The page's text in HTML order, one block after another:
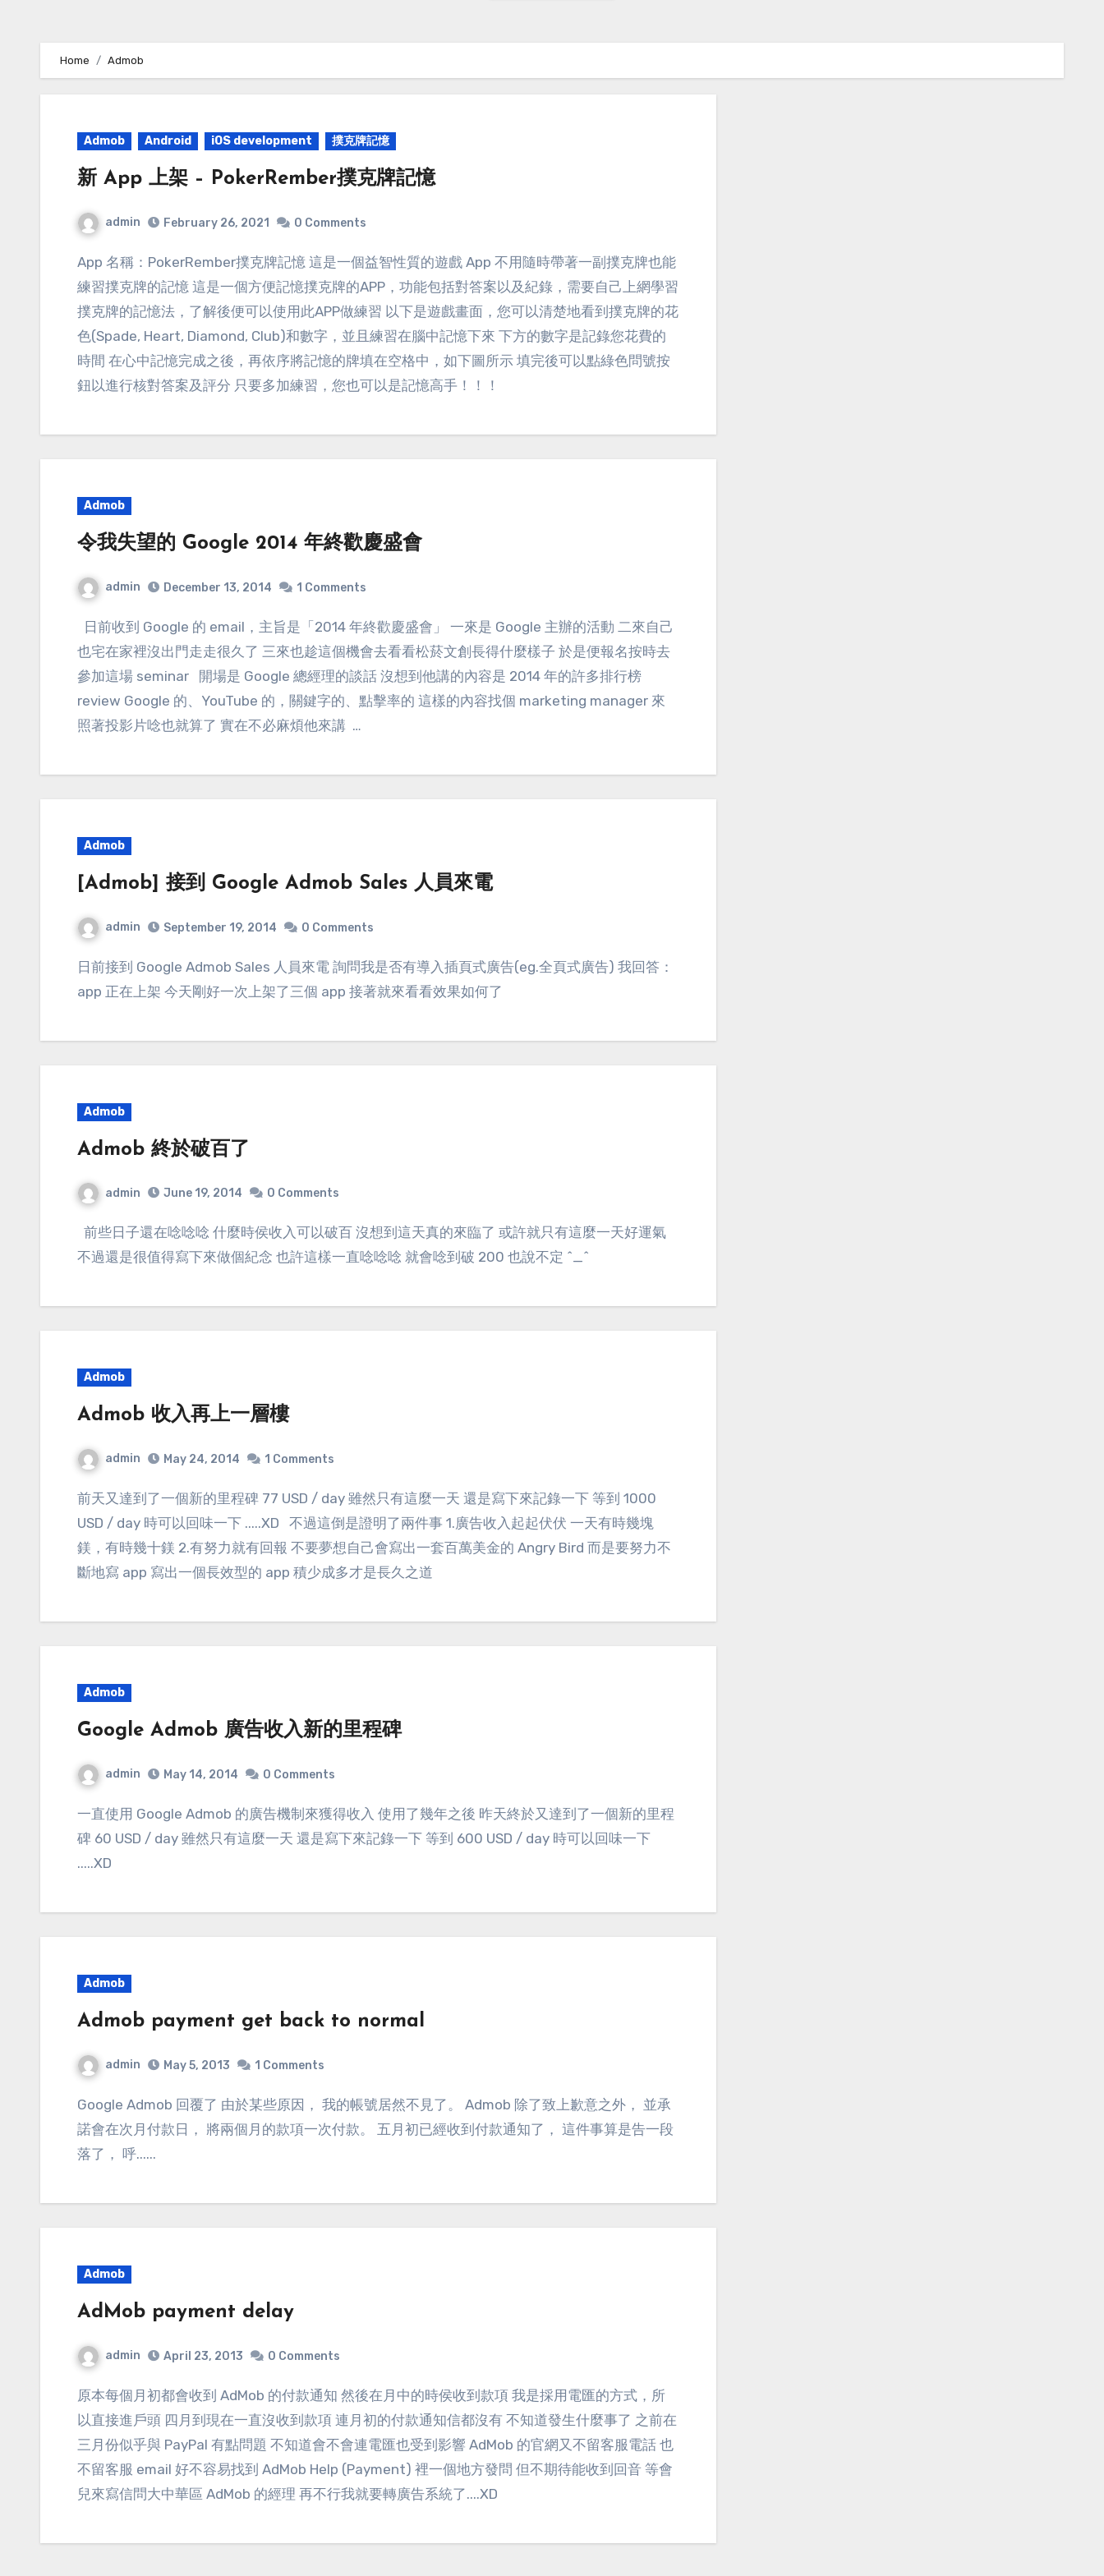
Home Admob
Admob Android iOS development 撲克牌記憶
新 App 上架 – PokerRember撲克牌記憶
admin February 26, 2021 0 Comments
App 名稱：PokerRember撲克牌記憶 這是一個益智性質的遊戲 App 不用隨時帶著一副撲克牌也能
練習撲克牌的記憶 這是一個方便記憶撲克牌的APP，功能包括對答案以及紀錄，需要自己上網學習
撲克牌的記憶法，了解後便可以使用此APP做練習 以下是遊戲畫面，您可以清楚地看到撲克牌的花
色(Spade, Heart, Diamond, Club)和數字，並且練習在腦中記憶下來 下方的數字是記錄您花費的
時間 在心中記憶完成之後，再依序將記憶的牌填在空格中，如下圖所示 填完後可以點綠色問號按
鈕以進行核對答案及評分 只要多加練習，您也可以是記憶高手！！！
Admob
令我失望的 Google 2014 年終歡慶盛會
admin December 13, 2014 1 Comments
日前收到 Google 的 email，主旨是「2014 年終歡慶盛會」 一來是 Google 主辦的活動 二來自己
也宅在家裡沒出門走走很久了 三來也趁這個機會去看看松菸文創長得什麼樣子 於是便報名按時去
參加這場 seminar 開場是 Google 總經理的談話 沒想到他講的內容是 2014 年的許多排行榜
review Google 的、YouTube 的，關鍵字的、點擊率的 這樣的內容找個 marketing manager 來
照著投影片唸也就算了 實在不必麻煩他來講 …
Admob
[Admob] 接到 Google Admob Sales 人員來電
admin September 19, 2014 0 Comments
日前接到 Google Admob Sales 人員來電 詢問我是否有導入插頁式廣告(eg.全頁式廣告) 我回答：
app 正在上架 今天剛好一次上架了三個 app 接著就來看看效果如何了
Admob
Admob 終於破百了
admin June 19, 2014 0 Comments
前些日子還在唸唸唸 什麼時侯收入可以破百 沒想到這天真的來臨了 或許就只有這麼一天好運氣
不過還是很值得寫下來做個紀念 也許這樣一直唸唸唸 就會唸到破 200 也說不定 ^_^
Admob
Admob 收入再上一層樓
admin May 24, 2014 1 Comments
前天又達到了一個新的里程碑 77 USD / day 雖然只有這麼一天 還是寫下來記錄一下 等到 1000
USD / day 時可以回味一下 .....XD 不過這倒是證明了兩件事 1.廣告收入起起伏伏 一天有時幾塊
鎂，有時幾十鎂 2.有努力就有回報 不要夢想自己會寫出一套百萬美金的 Angry Bird 而是要努力不
斷地寫 app 寫出一個長效型的 app 積少成多才是長久之道
Admob
Google Admob 廣告收入新的里程碑
admin May 14, 2014 0 Comments
一直使用 Google Admob 的廣告機制來獲得收入 使用了幾年之後 昨天終於又達到了一個新的里程
碑 60 USD / day 雖然只有這麼一天 還是寫下來記錄一下 等到 600 USD / day 時可以回味一下
.....XD
Admob
Admob payment get back to normal
admin May 5, 2013 1 Comments
Google Admob 回覆了 由於某些原因， 我的帳號居然不見了。 Admob 除了致上歉意之外， 並承
諾會在次月付款日， 將兩個月的款項一次付款。 五月初已經收到付款通知了， 這件事算是告一段
落了， 呼......
Admob
AdMob payment delay
admin April 23, 2013 0 Comments
原本每個月初都會收到 AdMob 的付款通知 然後在月中的時侯收到款項 我是採用電匯的方式，所
以直接進戶頭 四月到現在一直沒收到款項 連月初的付款通知信都沒有 不知道發生什麼事了 之前在
三月份似乎與 PayPal 有點問題 不知道會不會連電匯也受到影響 AdMob 的官網又不留客服電話 也
不留客服 email 好不容易找到 AdMob Help (Payment) 裡一個地方發問 但不期待能收到回音 等會
兒來寫信問大中華區 AdMob 的經理 再不行我就要轉廣告系統了....XD